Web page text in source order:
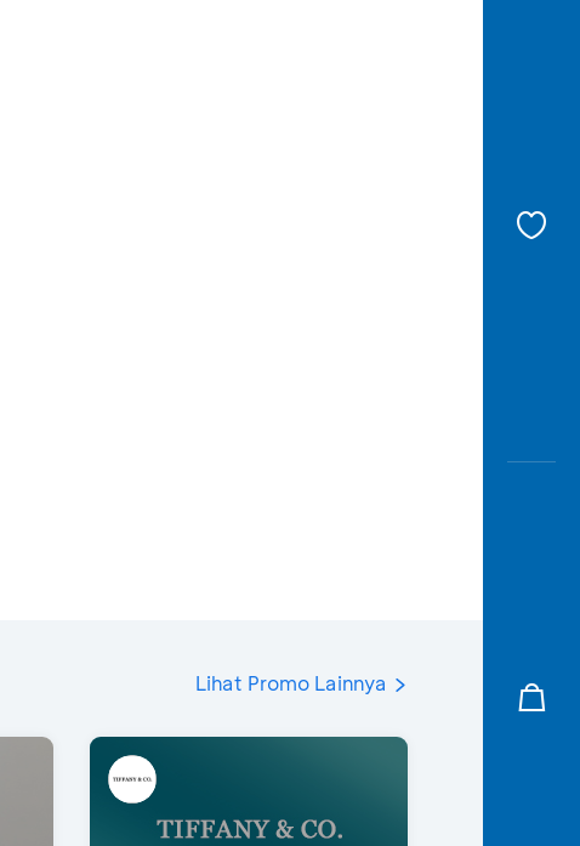
Lihat Promo Lainnya